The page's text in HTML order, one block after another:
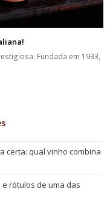
Fundada em 1933,
certa: qual vinho combina
rótulos de uma das